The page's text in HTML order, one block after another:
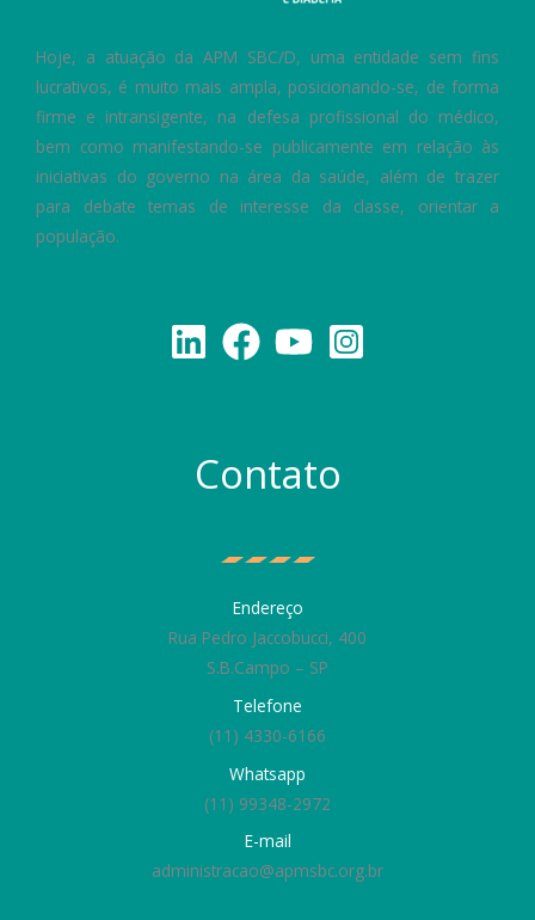
Hoje, a atuação da APM SBC/D, uma entidade sem fins
lucrativos, é muito mais ampla, posicionando-se, de forma
firme e intransigente, na defesa profissional do médico,
bem como manifestando-se publicamente em relação às
iniciativas do governo na área da saúde, além de trazer
para debate temas de interesse da classe, orientar a
população.
Contato
Endereço
Rua Pedro Jaccobucci, 400
S.B.Campo – SP
Telefone
(11) 4330-6166
Whatsapp
(11) 99348-2972
E-mail
administracao@apmsbc.org.br